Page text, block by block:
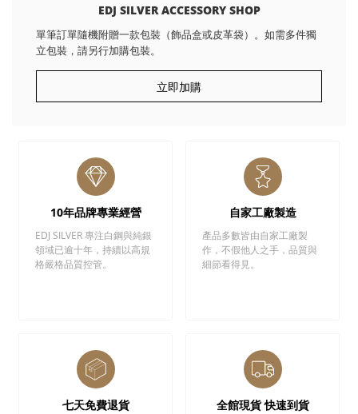
EDJ SILVER ACCESSORY SHOP
單筆訂單隨機附贈一款包裝（飾品盒或皮革袋）。如需多件獨
立包裝，請另行加購包裝。
立即加購
10年品牌專業經營
EDJ SILVER 專注白鋼與純銀
領域已逾十年，持續以高規
格嚴格品質控管。
自家工廠製造
產品多數皆由自家工廠製
作，不假他人之手，品質與
細節看得見。
七天免費退貨 全館現貨 快速到貨